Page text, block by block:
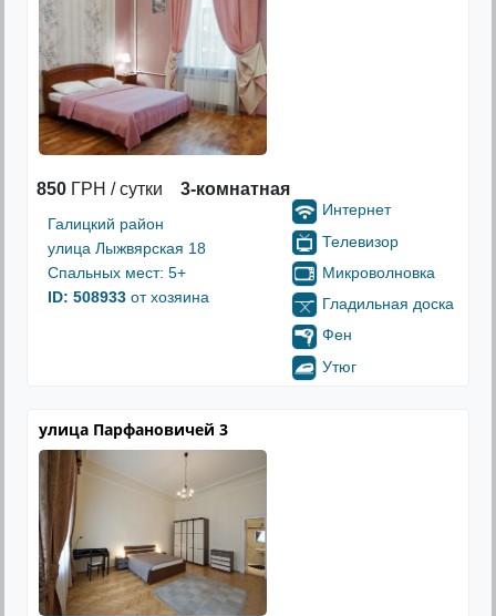
850 ГРН / сутки 3-комнатная
Галицкий район
улица Лыжвярская 18
Спальных мест: 5+
ID: 508933 от хозяина
Интернет
Телевизор
Микроволновка
Гладильная доска
Фен
Утюг
улица Парфановичей 3